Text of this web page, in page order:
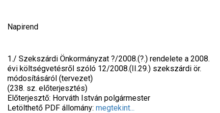
Napirend
1./ Szekszárdi Önkormányzat ?/2008.(?.) rendelete a 2008.
évi költségvetésről szóló 12/2008.(II.29.) szekszárdi ör.
módosításáról (tervezet)
(238. sz. előterjesztés)
Előterjesztő: Horváth István polgármester
Letölthető PDF állomány: megtekint...